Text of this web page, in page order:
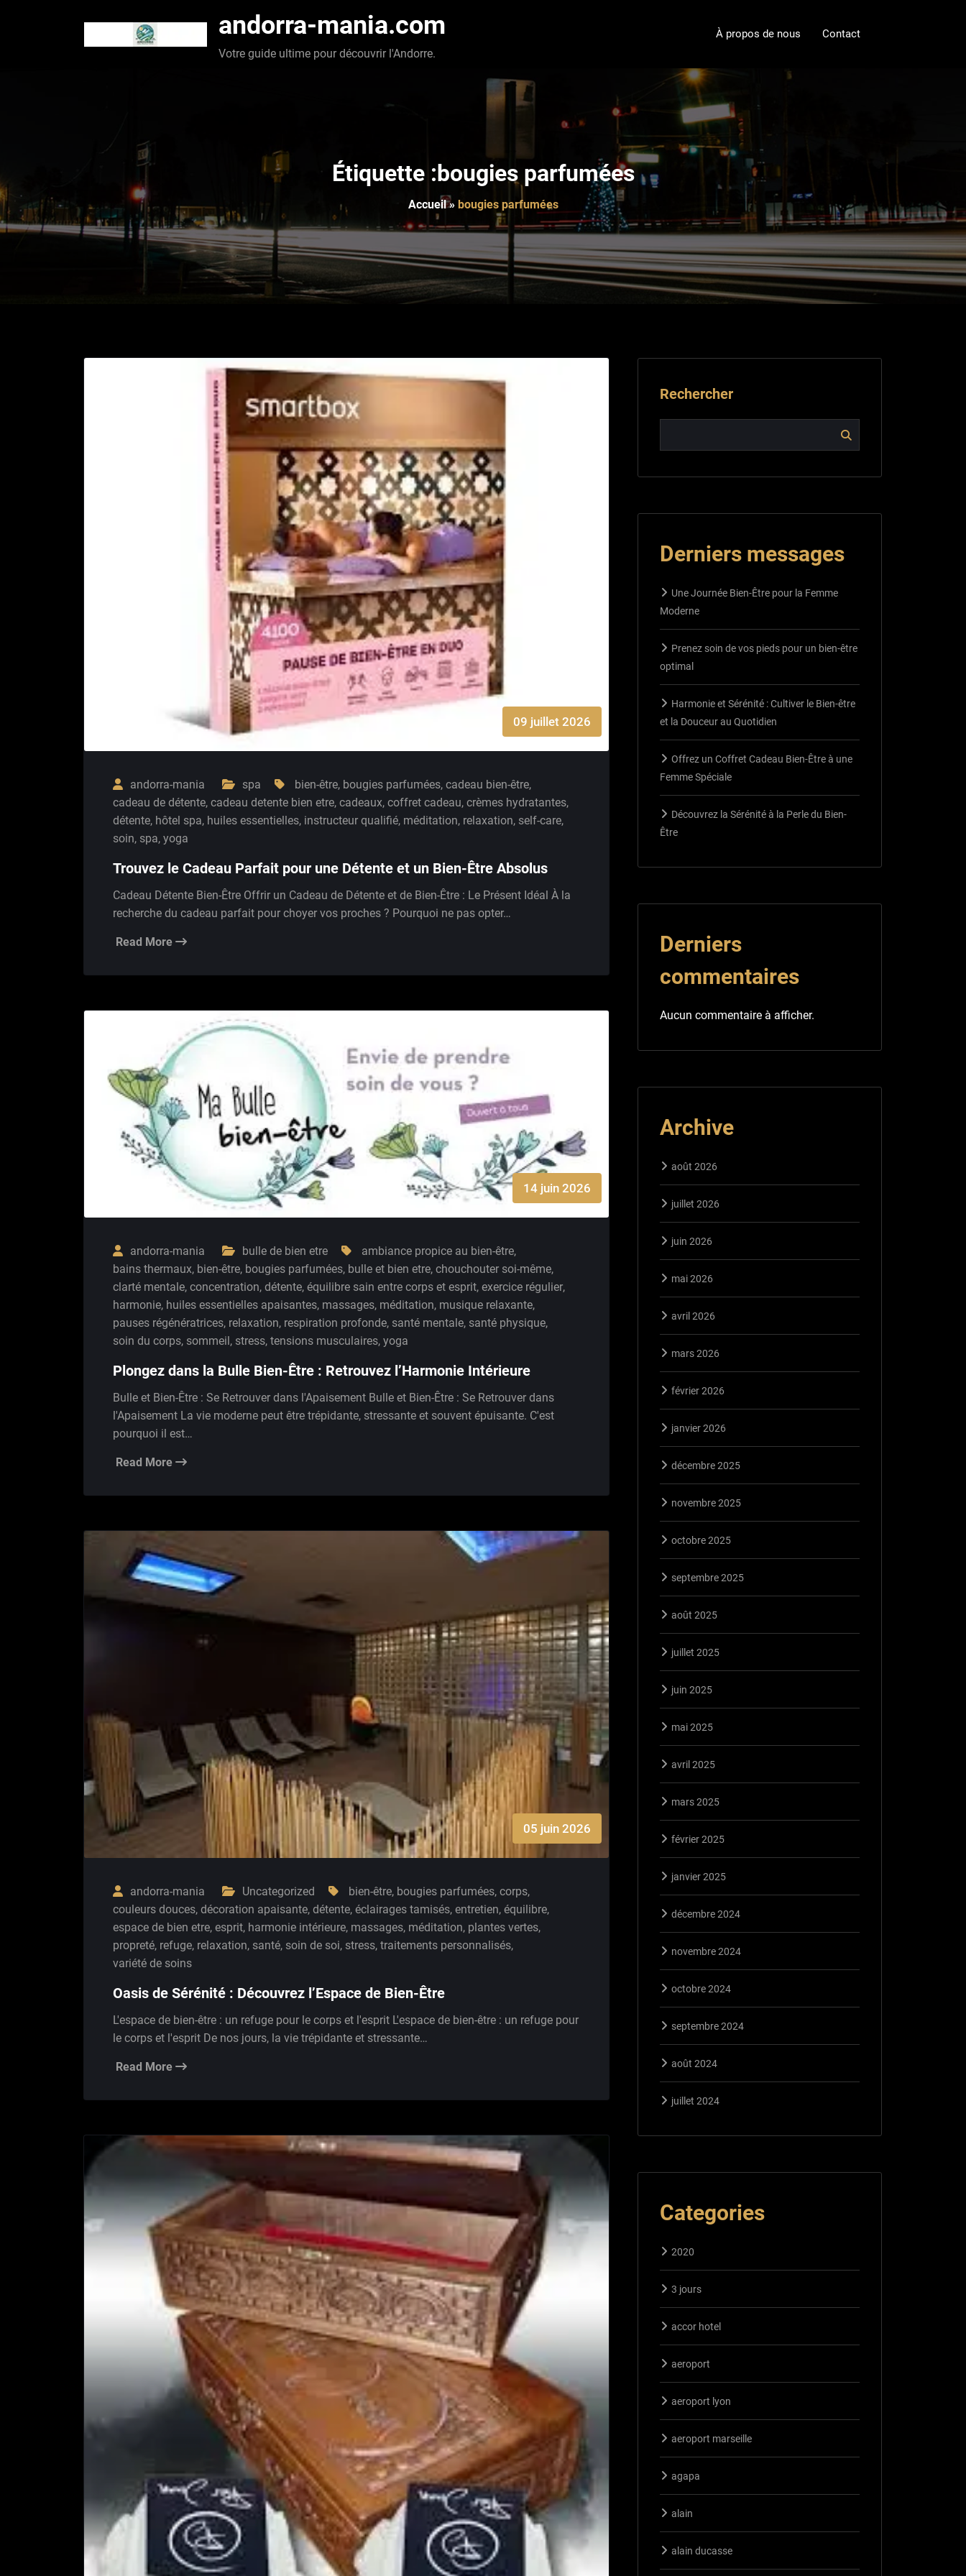
andorra-mania.com
Votre guide ultime pour découvrir l'Andorre.
À propos de nous Contact
Étiquette :bougies parfumées
Accueil» bougies parfumées
09 juillet 2026
andorra-mania spa bien-être, bougies parfumées, cadeau bien-être,
cadeau de détente, cadeau detente bien etre, cadeaux, coffret cadeau, crèmes hydratantes,
détente, hôtel spa, huiles essentielles, instructeur qualifié, méditation, relaxation, self-care,
soin, spa, yoga
Trouvez le Cadeau Parfait pour une Détente et un Bien-Être Absolus
Cadeau Détente Bien-Être Offrir un Cadeau de Détente et de Bien-Être : Le Présent Idéal À la
recherche du cadeau parfait pour choyer vos proches ? Pourquoi ne pas opter…
Read More
14 juin 2026
andorra-mania bulle de bien etre ambiance propice au bien-être,
bains thermaux, bien-être, bougies parfumées, bulle et bien etre, chouchouter soi-même,
clarté mentale, concentration, détente, équilibre sain entre corps et esprit, exercice régulier,
harmonie, huiles essentielles apaisantes, massages, méditation, musique relaxante,
pauses régénératrices, relaxation, respiration profonde, santé mentale, santé physique,
soin du corps, sommeil, stress, tensions musculaires, yoga
Plongez dans la Bulle Bien-Être : Retrouvez l’Harmonie Intérieure
Bulle et Bien-Être : Se Retrouver dans l'Apaisement Bulle et Bien-Être : Se Retrouver dans
l'Apaisement La vie moderne peut être trépidante, stressante et souvent épuisante. C'est
pourquoi il est…
Read More
05 juin 2026
andorra-mania Uncategorized bien-être, bougies parfumées, corps,
couleurs douces, décoration apaisante, détente, éclairages tamisés, entretien, équilibre,
espace de bien etre, esprit, harmonie intérieure, massages, méditation, plantes vertes,
propreté, refuge, relaxation, santé, soin de soi, stress, traitements personnalisés,
variété de soins
Oasis de Sérénité : Découvrez l’Espace de Bien-Être
L'espace de bien-être : un refuge pour le corps et l'esprit L'espace de bien-être : un refuge pour
le corps et l'esprit De nos jours, la vie trépidante et stressante…
Read More
Rechercher
Derniers messages
Une Journée Bien-Être pour la Femme
Moderne
Prenez soin de vos pieds pour un bien-être
optimal
Harmonie et Sérénité : Cultiver le Bien-être
et la Douceur au Quotidien
Offrez un Coffret Cadeau Bien-Être à une
Femme Spéciale
Découvrez la Sérénité à la Perle du Bien-
Être
Derniers
commentaires
Aucun commentaire à afficher.
Archive
août 2026
juillet 2026
juin 2026
mai 2026
avril 2026
mars 2026
février 2026
janvier 2026
décembre 2025
novembre 2025
octobre 2025
septembre 2025
août 2025
juillet 2025
juin 2025
mai 2025
avril 2025
mars 2025
février 2025
janvier 2025
décembre 2024
novembre 2024
octobre 2024
septembre 2024
août 2024
juillet 2024
Categories
2020
3 jours
accor hotel
aeroport
aeroport lyon
aeroport marseille
agapa
alain
alain ducasse